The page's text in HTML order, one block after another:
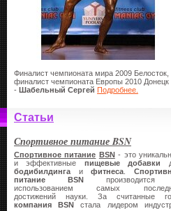
Финалист чемпионата мира 2009 Белосток,
финалист чемпионата Европы 2010 Донецк
- Шабельный Сергей Подробнее.
Статьи
Спортивное питание BSN
Спортивное питание BSN- это
и эффективные пищевые добавки
бодибилдинга ифитнеса .
питание
BSN
использованием самых
достижений науки. За считанные
компания
BSN стала лидером